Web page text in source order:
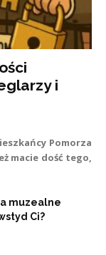
i
Pomorza
macie dość tego,
muzealne
Ci?